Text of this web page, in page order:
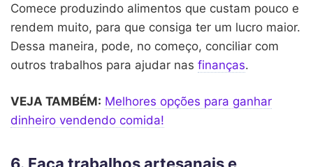
Comece produzindo alimentos que custam pouco e
rendem muito, para que consiga ter um lucro maior.
Dessa maneira, pode, no começo, conciliar com
outros trabalhos para ajudar nas finanças.
VEJA TAMBÉM: Melhores opções para ganhar
dinheiro vendendo comida!
6. Faça trabalhos artesanais e